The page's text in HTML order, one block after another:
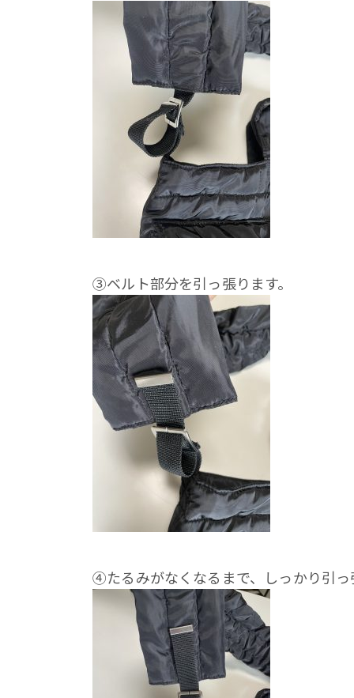
③ベルト部分を引っ張ります。
④たるみがなくなるまで、しっかり引っ